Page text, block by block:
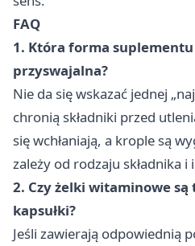
FAQ
1. Która forma
przyswajalna?
Nie da się wskazać jednej
chronią składniki przed
się wchłaniają, a krople są
zależy od rodzaju składnika
2. Czy żelki witaminowe
kapsułki?
Jeśli zawierają odpowiednią